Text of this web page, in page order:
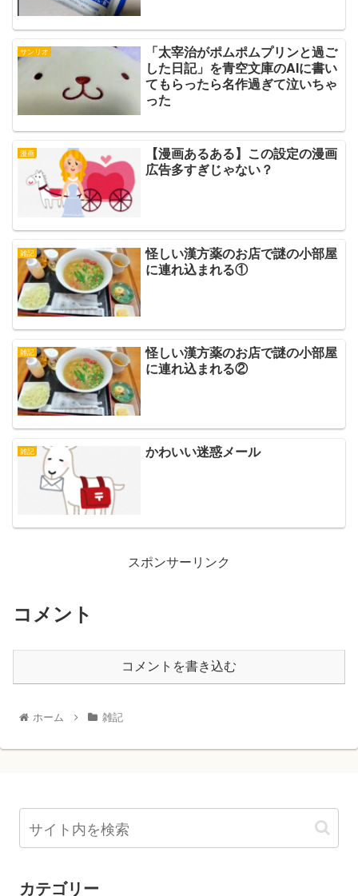
サンリオ
「太宰治がポムポムプリンと過ご
した日記」を青空文庫のAIに書い
てもらったら名作過ぎて泣いちゃ
った
漫画
【漫画あるある】この設定の漫画
広告多すぎじゃない？
雑記
怪しい漢方薬のお店で謎の小部屋
に連れ込まれる①
雑記
怪しい漢方薬のお店で謎の小部屋
に連れ込まれる②
雑記 かわいい迷惑メール
スポンサーリンク
コメント
コメントを書き込む
ホーム 雑記
カテゴリー